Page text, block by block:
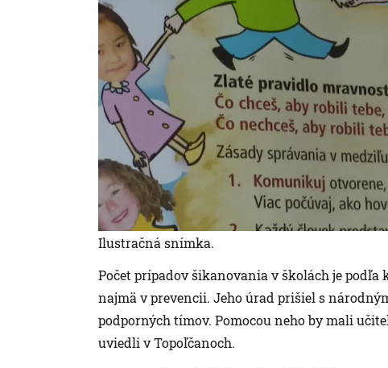
Ilustračná snímka.
Počet prípadov šikanovania v školách je
najmä v prevencii. Jeho úrad prišiel s
podporných tímov. Pomocou neho by mali
uviedli v Topoľčanoch.